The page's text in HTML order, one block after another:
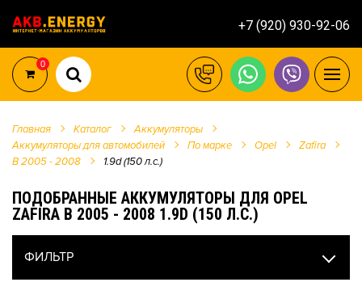
+7 (920) 930-92-06
0
Главная Каталог
Аккумуляторы
Аккумуляторы для автомобилей
По марке Opel
Zafira
B 2005 - 2008
1.9d (150 л.с.)
ПОДОБРАННЫЕ АККУМУЛЯТОРЫ ДЛЯ OPEL
ZAFIRA B 2005 - 2008 1.9D (150 Л.С.)
ФИЛЬТР